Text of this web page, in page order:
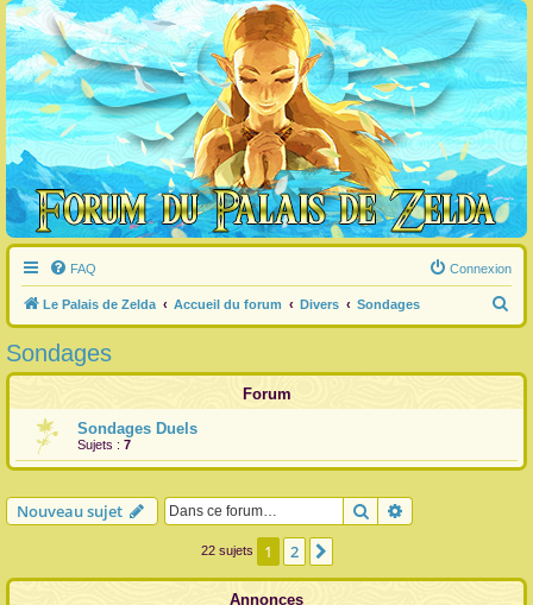
FAQ Connexion
Le Palais de Zelda Accueil du forum Divers Sondages
e
c
Sondages
Forum
Sondages Duels
Sujets : 7
Nouveau sujet Rechercher
22 sujets 1 2
Annonces